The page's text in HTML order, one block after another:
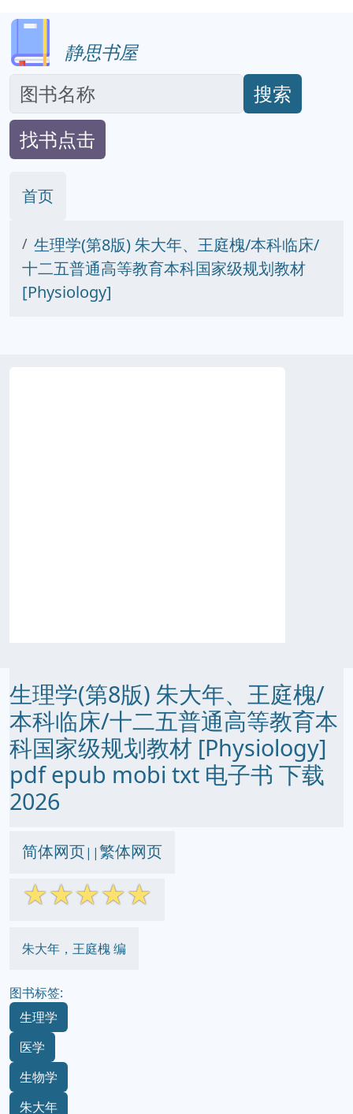
静思书屋
搜索
找书点击
首页
生理学(第8版) 朱大年、王庭槐/本科临床/
十二五普通高等教育本科国家级规划教材
[Physiology]
生理学(第8版) 朱大年、王庭槐/
本科临床/十二五普通高等教育本
科国家级规划教材 [Physiology]
pdf epub mobi txt 电子书 下载
2026
简体网页||繁体网页
☆☆☆☆☆
朱大年，王庭槐 编
图书标签:
生理学
医学
生物学
朱大年